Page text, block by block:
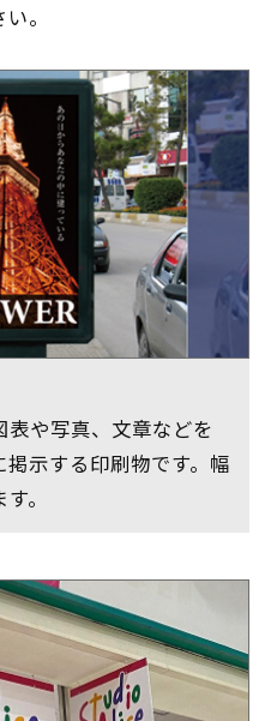
。
や写真、文章などを
示する印刷物です。幅
。